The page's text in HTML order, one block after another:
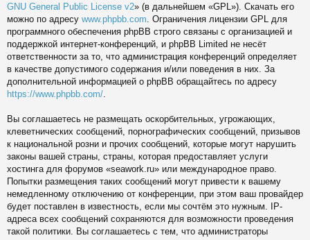
GNU General Public License v2» (в дальнейшем «GPL»). Скачать его
можно по адресу www.phpbb.com . Ограничения лицензии GPL для
программного обеспечения phpBB строго связаны с организацией и
поддержкой интернет-конференций, и phpBB Limited не несёт
ответственности за то, что администрация конференций определяет
в качестве допустимого содержания и/или поведения в них. За
дополнительной информацией о phpBB обращайтесь по адресу
https://www.phpbb.com/
Вы соглашаетесь не размещать оскорбительных, угрожающих,
клеветнических сообщений, порнографических сообщений, призывов
к национальной розни и прочих сообщений, которые могут нарушить
законы вашей страны, страны, которая предоставляет услуги
хостинга для форумов «seawork.ru» или международное право.
Попытки размещения таких сообщений могут привести к вашему
немедленному отключению от конференции, при этом ваш провайдер
будет поставлен в известность, если мы сочтём это нужным. IP-
адреса всех сообщений сохраняются для возможности проведения
такой политики. Вы соглашаетесь с тем, что администраторы